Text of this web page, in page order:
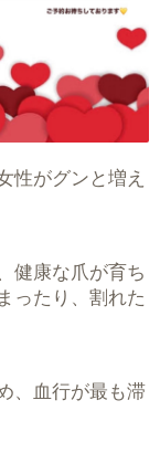
性がグンと増え
健康な爪が育ち
ったり、割れた
、血行が最も滞